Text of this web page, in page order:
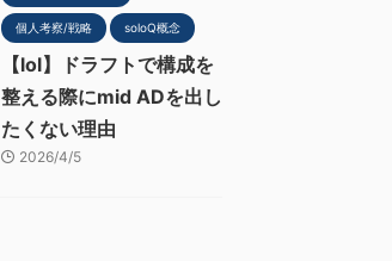
個人考察/戦略 soloQ概念
【lol】ドラフトで構成を
整える際にmid ADを出し
たくない理由
2026/4/5